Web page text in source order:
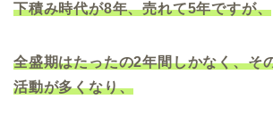
下積み時代が8年、売れて5年ですが、
全盛期はたったの2年間しかなく、そ
活動が多くなり、